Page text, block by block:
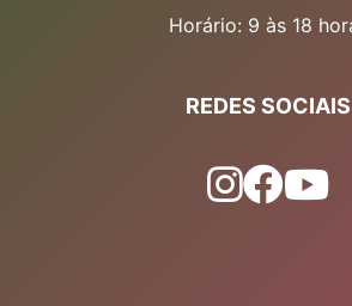
Horário: 9 às 18
REDES SOCIAIS